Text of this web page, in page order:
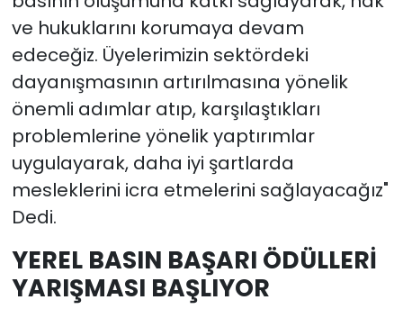
ve hukuklarını korumaya devam
edeceğiz. Üyelerimizin sektördeki
dayanışmasının artırılmasına yönelik
önemli adımlar atıp, karşılaştıkları
problemlerine yönelik yaptırımlar
uygulayarak, daha iyi şartlarda
mesleklerini icra etmelerini sağlayacağız"
Dedi.
YEREL BASIN BAŞARI ÖDÜLLERİ
YARIŞMASI BAŞLIYOR